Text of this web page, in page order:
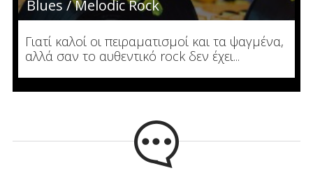
Blues / Melodic Rock
Γιατί καλοί οι πειραματισμοί και τα ψαγμένα,
αλλά σαν το αυθεντικό rock δεν έχει...